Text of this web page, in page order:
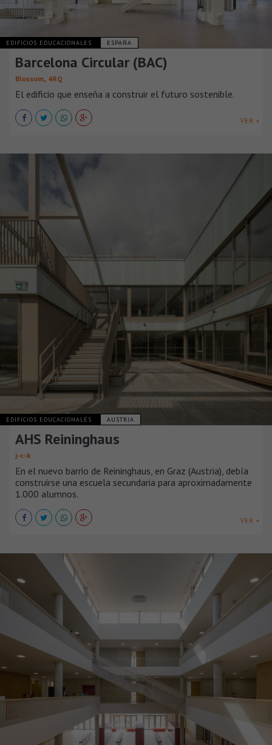
EDIFICIOS EDUCACIONALES ESPAÑA
Barcelona Circular (BAC)
Blossom, 4RQ
El edificio que enseña a construir el futuro sostenible.
VER +
EDIFICIOS EDUCACIONALES AUSTRIA
AHS Reininghaus
j-c-k
En el nuevo barrio de Reininghaus, en Graz (Austria), debía
construirse una escuela secundaria para aproximadamente
1.000 alumnos.
VER +